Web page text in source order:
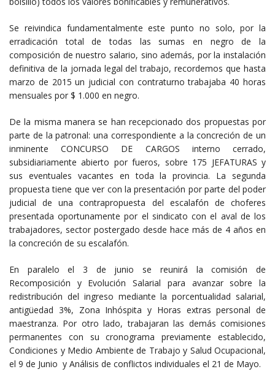
Se reivindica fundamentalmente este punto no solo, por la
erradicación total de todas las sumas en negro de la
composición de nuestro salario, sino además, por la instalación
definitiva de la jornada legal del trabajo, recordemos que hasta
marzo de 2015 un judicial con contraturno trabajaba 40 horas
mensuales por $ 1.000 en negro.
De la misma manera se han recepcionado dos propuestas por
parte de la patronal: una correspondiente a la concreción de un
inminente CONCURSO DE CARGOS interno cerrado,
subsidiariamente abierto por fueros, sobre 175 JEFATURAS y
sus eventuales vacantes en toda la provincia. La segunda
propuesta tiene que ver con la presentación por parte del poder
judicial de una contrapropuesta del escalafón de choferes
presentada oportunamente por el sindicato con el aval de los
trabajadores, sector postergado desde hace más de 4 años en
la concreción de su escalafón.
En paralelo el 3 de junio se reunirá la comisión de
Recomposición y Evolución Salarial para avanzar sobre la
redistribución del ingreso mediante la porcentualidad salarial,
antigüedad 3%, Zona Inhóspita y Horas extras personal de
maestranza. Por otro lado, trabajaran las demás comisiones
permanentes con su cronograma previamente establecido,
Condiciones y Medio Ambiente de Trabajo y Salud Ocupacional,
el 9 de Junio y Análisis de conflictos individuales el 21 de Mayo.